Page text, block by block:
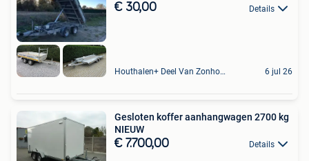
€ 30,00 Details
Houthalen+ Deel Van Zonhoven En Zolder 6 jul 26
Gesloten koffer aanhangwagen 2700 kg
NIEUW
€ 7.700,00 Details